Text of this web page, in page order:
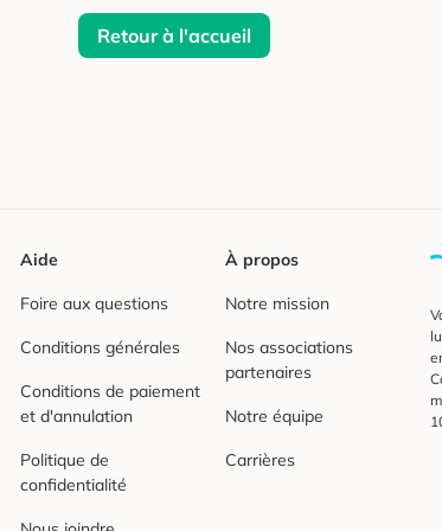
Retour à l'accueil
Aide
Foire aux questions
Conditions générales
Conditions de paiement
et d'annulation
Politique de
confidentialité
À propos
Notre mission
Nos associations
partenaires
Notre équipe
Carrières